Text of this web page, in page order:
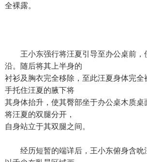
全裸露。
王小东强行将汪夏引导至办公桌前，
沿。随后将其上半身的
衬衫及胸衣完全移除，至此汪夏身体完全
手托住汪夏的腋下将
其身体抬升，使其臀部坐于办公桌木质桌
将汪夏的双腿分开，
自身站立于其双腿之间。
经历短暂的端详后，王小东俯身含吮